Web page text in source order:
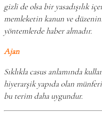
gizli de olsa bir yasadışılık
memleketin kanun ve
yöntemlerde haber almadır.
Ajan
Sıklıkla casus anlamında
hiyerarşik yapıda olan
bu terim daha uygundur.